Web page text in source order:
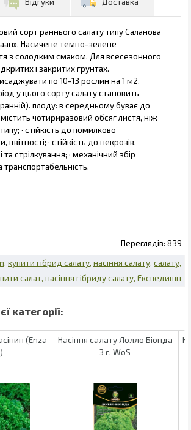
сорт раннього салату типу Саланова
Насичене темно-зелене
з солодким смаком. Для всесезонного
і закритих грунтах.
по 10-13 рослин на 1 м2.
у цього сорту салату становить
плоду: в середньому буває до
чотириразовий обсяг листя, ніж
· стійкість до помилкової
· стійкість до некрозів,
та стрілкування; · механічний збір
839
купити гібрид салату насіння салату салату
салат насіння гібриду салату Експедишн
(Enza
Насіння салату Лолло Біонда
3 г. WoS